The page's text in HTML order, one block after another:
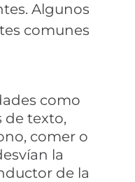
Algunos
comunes
como
de texto,
comer o
la
de la